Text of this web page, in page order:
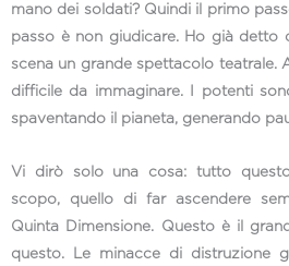
mano dei soldati? Quindi il primo
passo è non giudicare. Ho già detto
scena un grande spettacolo teatrale.
difficile da immaginare. I potenti
spaventando il pianeta, generando
Vi dirò solo una cosa: tutto
scopo, quello di far ascendere
Quinta Dimensione. Questo è il
questo. Le minacce di distruzione